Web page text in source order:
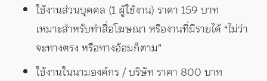
ใช้งานส่วนบุคคล (1 ผู้ใช้งาน) ราคา 159 บาท
เหมาะสำหรับทำสื่อโฆษณา หรืองานที่มีรายได้ “ไม่ว่า
จะทางตรง หรือทางอ้อมก็ตาม”
ใช้งานในนามองค์กร / บริษัท ราคา 800 บาท